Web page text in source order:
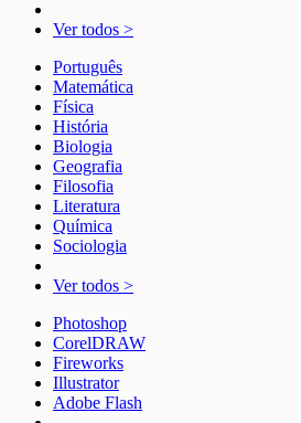
Ver todos >
Português
Matemática
Física
História
Biologia
Geografia
Filosofia
Literatura
Química
Sociologia
Ver todos >
Photoshop
CorelDRAW
Fireworks
Illustrator
Adobe Flash